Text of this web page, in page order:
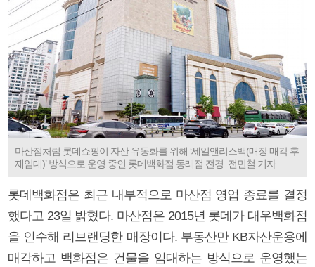
마산점처럼 롯데쇼핑이 자산 유동화를 위해 ‘세일앤리스백(매장 매각 후
재임대)’ 방식으로 운영 중인 롯데백화점 동래점 전경. 전민철 기자
롯데백화점은 최근 내부적으로 마산점 영업 종료를 결정
했다고 23일 밝혔다. 마산점은 2015년 롯데가 대우백화점
을 인수해 리브랜딩한 매장이다. 부동산만 KB자산운용에
매각하고 백화점은 건물을 임대하는 방식으로 운영했는